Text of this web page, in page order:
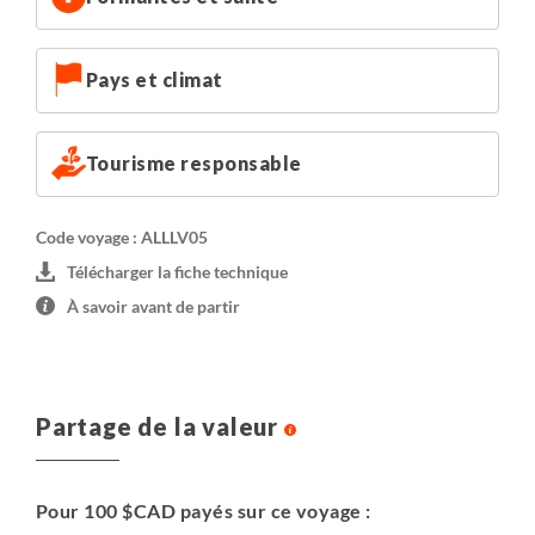
Pays et climat
Tourisme responsable
Code voyage : ALLLV05
Télécharger la fiche technique
À savoir avant de partir
Partage de la valeur
Pour 100 $CAD payés sur ce voyage :